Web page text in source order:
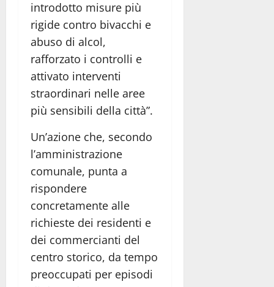
introdotto misure più
rigide contro bivacchi e
abuso di alcol,
rafforzato i controlli e
attivato interventi
straordinari nelle aree
più sensibili della città”.
Un’azione che, secondo
l’amministrazione
comunale, punta a
rispondere
concretamente alle
richieste dei residenti e
dei commercianti del
centro storico, da tempo
preoccupati per episodi